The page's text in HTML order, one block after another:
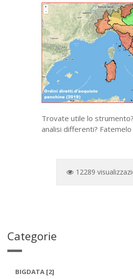
Trovate utile lo
analisi differenti?
12289
Categorie
BIGDATA [2]